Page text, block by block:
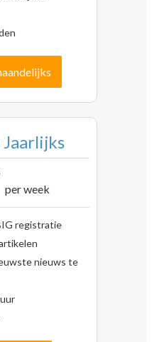
per week
registratie
nieuws te